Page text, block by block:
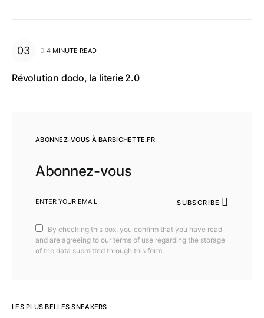
4 MINUTE READ
Révolution dodo, la literie 2.0
ABONNEZ-VOUS À BARBICHETTE.FR
Abonnez-vous
SUBSCRIBE
By checking this box, you confirm that you have read
and are agreeing to our terms of use regarding the storage
of the data submitted through this form.
LES PLUS BELLES SNEAKERS